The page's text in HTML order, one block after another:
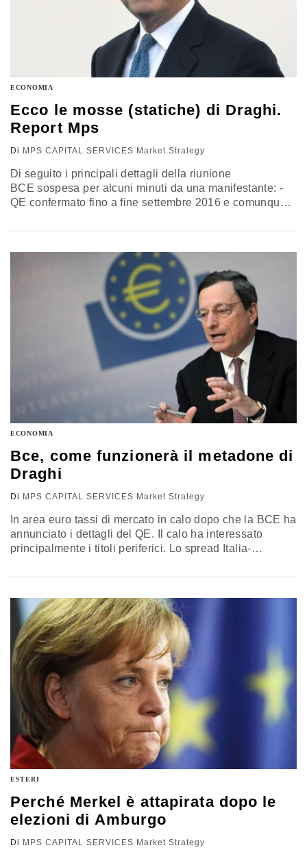
ECONOMIA
Ecco le mosse (statiche) di Draghi.
Report Mps
Di MPS CAPITAL SERVICES Market Strategy
Di seguito i principali dettagli della riunione
BCE sospesa per alcuni minuti da una manifestante: -
QE confermato fino a fine settembre 2016 e comunque
BCE non ha intenzione di abbassare ulteriormente il
tasso sui depositi (-0,20%), inoltre non vede…
ECONOMIA
Bce, come funzionerà il metadone di
Draghi
Di MPS CAPITAL SERVICES Market Strategy
In area euro tassi di mercato in calo dopo che la BCE ha
annunciato i dettagli del QE. Il calo ha interessato
principalmente i titoli periferici. Lo spread Italia-
minimi. LE…
ESTERI
Perché Merkel è attapirata dopo le
elezioni di Amburgo
Di MPS CAPITAL SERVICES Market Strategy